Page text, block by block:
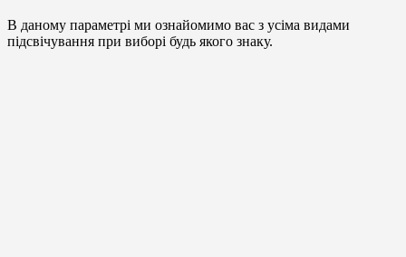
В даному параметрі ми ознайомимо вас з усіма видами
підсвічування при виборі будь якого знаку.